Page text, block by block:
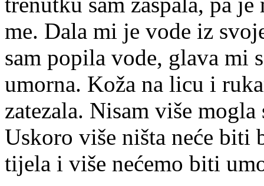
me. Dala mi je vode iz
sam popila vode, glava mi
umorna. Koža na licu i
zatezala. Nisam više
Uskoro više ništa neće biti
tijela i više nećemo biti